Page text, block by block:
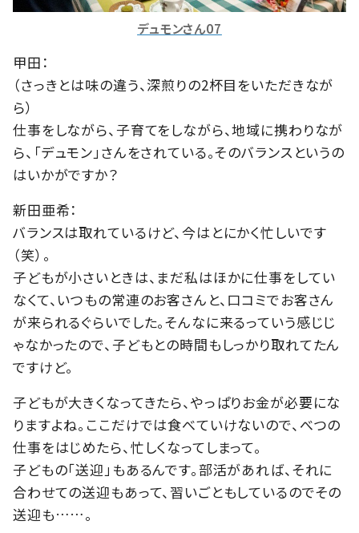
デュモンさん07
甲田：
（さっきとは味の違う、深煎りの2杯目をいただきなが
ら）
仕事をしながら、子育てをしながら、地域に携わりなが
ら、「デュモン」さんをされている。そのバランスというの
はいかがですか？
新田亜希：
バランスは取れているけど、今はとにかく忙しいです
（笑）。
子どもが小さいときは、まだ私はほかに仕事をしてい
なくて、いつもの常連のお客さんと、口コミでお客さん
が来られるぐらいでした。そんなに来るっていう感じじ
ゃなかったので、子どもとの時間もしっかり取れてたん
ですけど。
子どもが大きくなってきたら、やっぱりお金が必要にな
りますよね。ここだけでは食べていけないので、べつの
仕事をはじめたら、忙しくなってしまって。
子どもの「送迎」もあるんです。部活があれば、それに
合わせての送迎もあって、習いごともしているのでその
送迎も……。